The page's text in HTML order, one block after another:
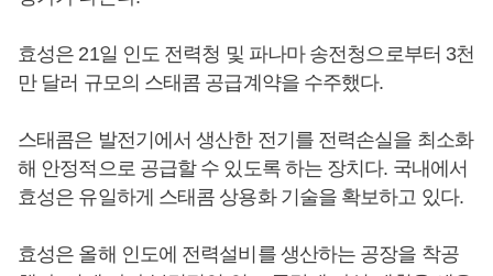
효성은 21일 인도 전력청 및 파나마 송전청으로부터 3천
만 달러 규모의 스태콤 공급계약을 수주했다.
스태콤은 발전기에서 생산한 전기를 전력손실을 최소화
해 안정적으로 공급할 수 있도록 하는 장치다. 국내에서
효성은 유일하게 스태콤 상용화 기술을 확보하고 있다.
효성은 올해 인도에 전력설비를 생산하는 공장을 착공